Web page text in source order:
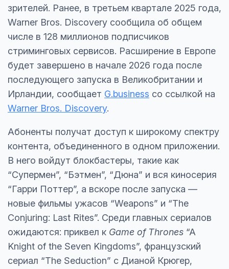
зрителей. Ранее, в третьем квартале 2025 года,
Warner Bros. Discovery сообщила об общем
числе в 128 миллионов подписчиков
стриминговых сервисов. Расширение в Европе
будет завершено в начале 2026 года после
последующего запуска в Великобритании и
Ирландии, сообщает G.business со ссылкой на
Warner Bros. Discovery.
Абоненты получат доступ к широкому спектру
контента, объединенного в одном приложении.
В него войдут блокбастеры, такие как
“Супермен”, “Бэтмен”, “Дюна” и вся киносерия
“Гарри Поттер”, а вскоре после запуска —
новые фильмы ужасов “Weapons” и “The
Conjuring: Last Rites”. Среди главных сериалов
ожидаются: приквел к Game of Thrones “A
Knight of the Seven Kingdoms”, французский
сериал “The Seduction” с Дианой Крюгер,